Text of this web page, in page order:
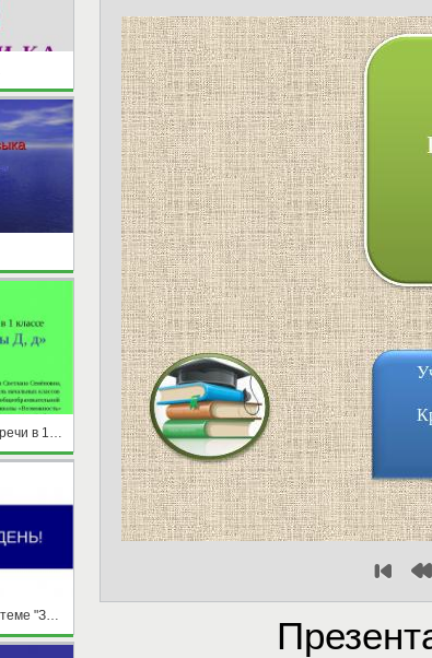
рок чтения и развития речи в 1-м классе по программе специальных (коррекционных) образовательных учреждений VIII вида по теме "Звуки